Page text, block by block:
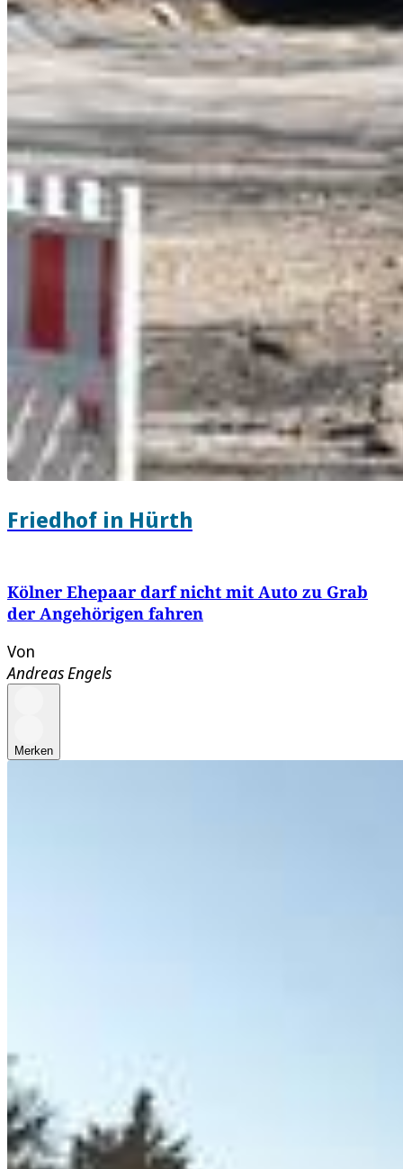
Friedhof in Hürth
Kölner Ehepaar darf nicht mit Auto zu Grab
der Angehörigen fahren
Von
Andreas Engels
Merken